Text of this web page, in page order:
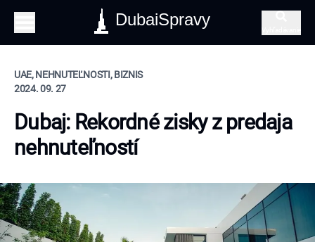
DubaiSpravy
UAE, NEHNUTEĽNOSTI, BIZNIS
2024. 09. 27
Dubaj: Rekordné zisky z predaja
nehnuteľností